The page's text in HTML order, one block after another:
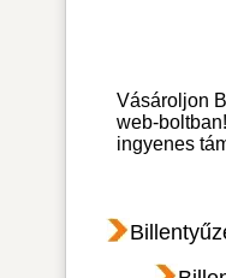
Vásároljon
web-
ingyenes